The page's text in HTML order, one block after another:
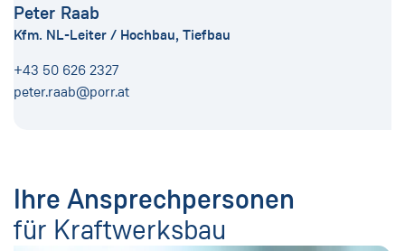
Peter Raab
Kfm. NL-Leiter / Hochbau, Tiefbau
+43 50 626 2327
peter.raab@porr.at
Ihre Ansprechpersonen
für Kraftwerksbau